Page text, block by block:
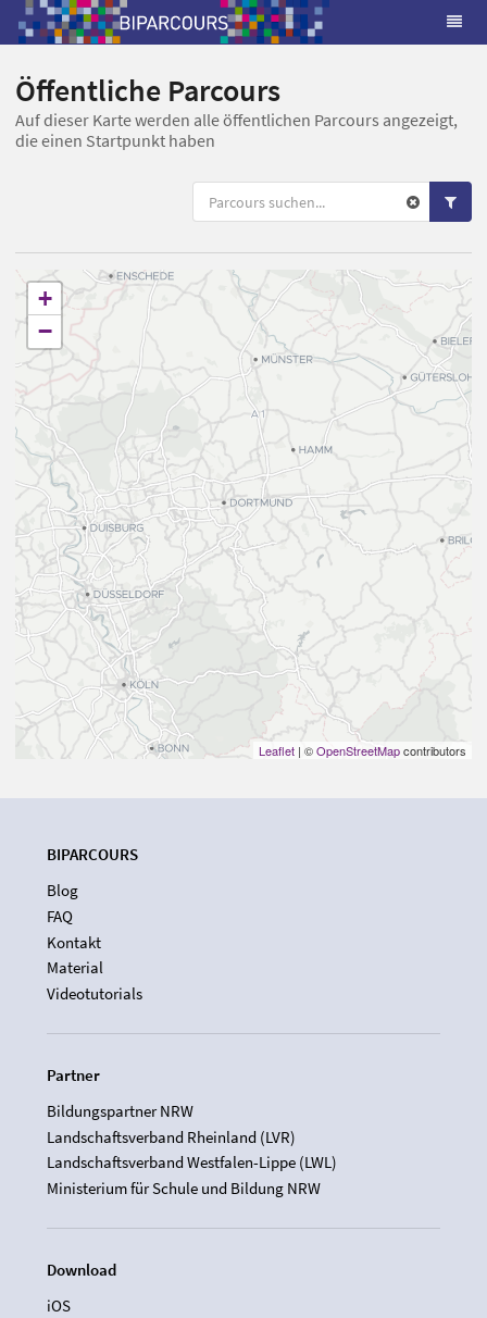
Öffentliche Parcours
Auf dieser Karte werden alle öffentlichen Parcours angezeigt,
die einen Startpunkt haben
+
−
Leaflet | ©OpenStreetMapcontributors
BIPARCOURS
Blog
FAQ
Kontakt
Material
Videotutorials
Partner
Bildungspartner NRW
Landschaftsverband Rheinland (LVR)
Landschaftsverband Westfalen-Lippe (LWL)
Ministerium für Schule und Bildung NRW
Download
iOS